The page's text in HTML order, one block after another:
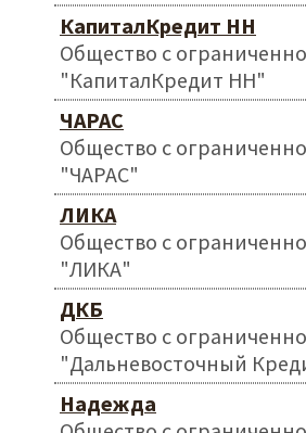
КапиталКредит НН
Общество с
"КапиталКредит НН"
ЧАРАС
Общество с
"ЧАРАС"
ЛИКА
Общество с
"ЛИКА"
ДКБ
Общество с
"Дальневосточный
Надежда